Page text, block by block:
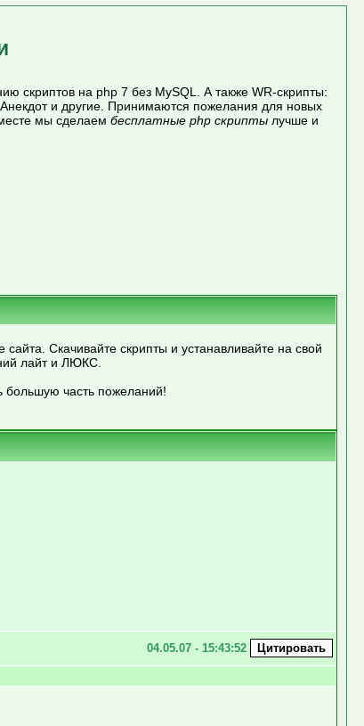
скриптов на php 7 без MySQL. А также WR-скрипты:
и другие. Принимаются пожелания для новых
мы сделаем бесплатные php скриптылучше и
Скачивайте скрипты и устанавливайте на свой
лайт и ЛЮКС.
большую часть пожеланий!
04.05.07 - 15:43:52